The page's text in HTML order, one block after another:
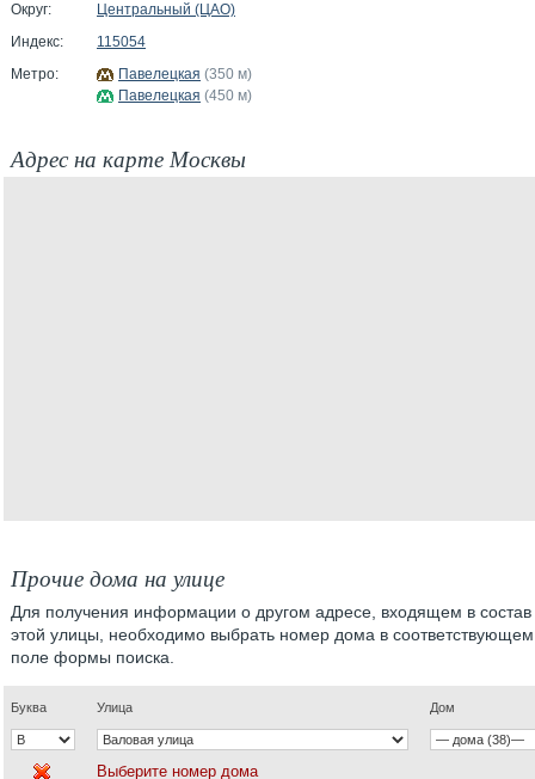
Округ:
Центральный (ЦАО)
Индекс:
115054
Метро:
Павелецкая (350 м)
Павелецкая (450 м)
Адрес на карте Москвы
Прочие дома на улице
Для получения информации о другом адресе, входящем в состав
этой улицы, необходимо выбрать номер дома в соответствующем
поле формы поиска.
Буква Улица Дом
Выберите номер дома